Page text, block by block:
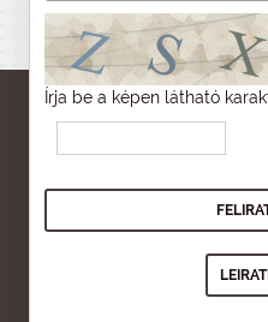
Írja be a képen látható